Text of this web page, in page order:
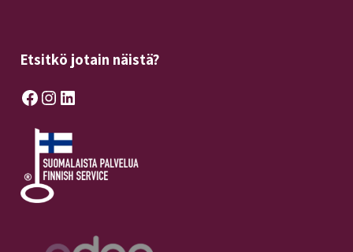
Etsitkö jotain näistä?
Facebook Instagram LinkedIn